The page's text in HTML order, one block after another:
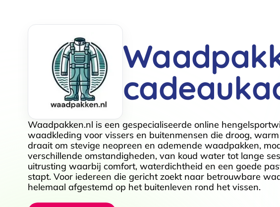
Waadpakken.nl is een gespecialiseerde online
waadkleding voor vissers en buitenmensen die droog,
draait om stevige neopreen en ademende waadpakken,
verschillende omstandigheden, van koud water tot lange
uitrusting waarbij comfort, waterdichtheid en een goede
stapt. Voor iedereen die gericht zoekt naar betrouwbare
helemaal afgestemd op het buitenleven rond het vissen.